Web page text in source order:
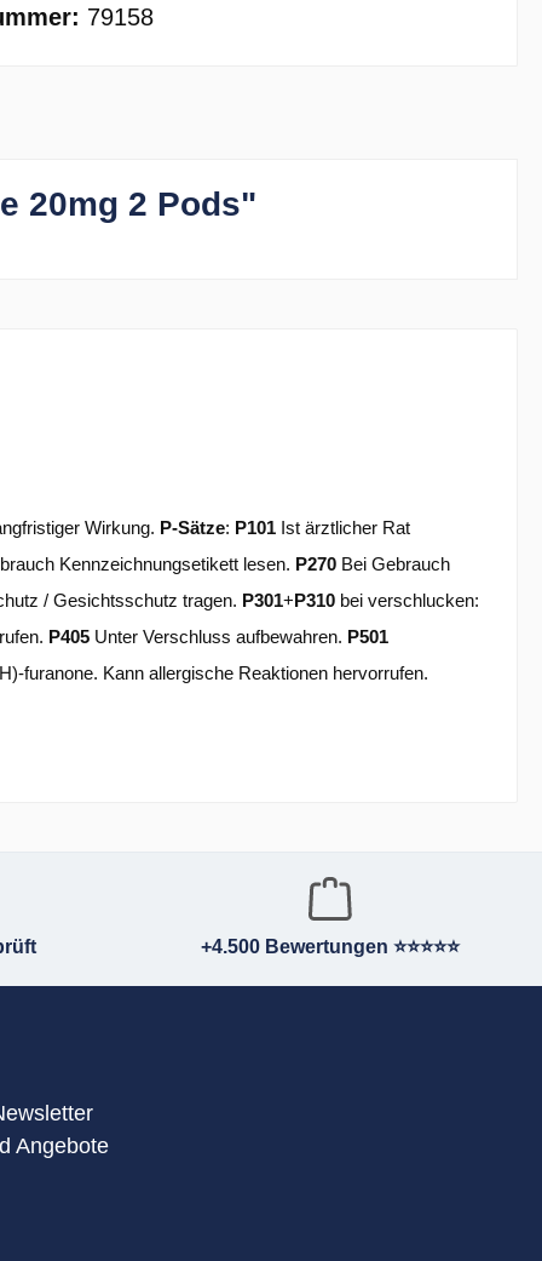
79158
20mg 2 Pods"
Wirkung. P-Sätze: P101 Ist ärztlicher Rat
Kennzeichnungsetikett lesen. P270 Bei Gebrauch
/ Gesichtsschutz tragen. P301+P310 bei verschlucken:
P405 Unter Verschluss aufbewahren. P501
furanone. Kann allergische Reaktionen hervorrufen.
+4.500 Bewertungen ⭐⭐⭐⭐⭐
Angebote